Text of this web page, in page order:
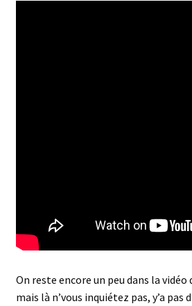
On reste encore un peu dans la
mais là n’vous inquiétez pas, y’a pas